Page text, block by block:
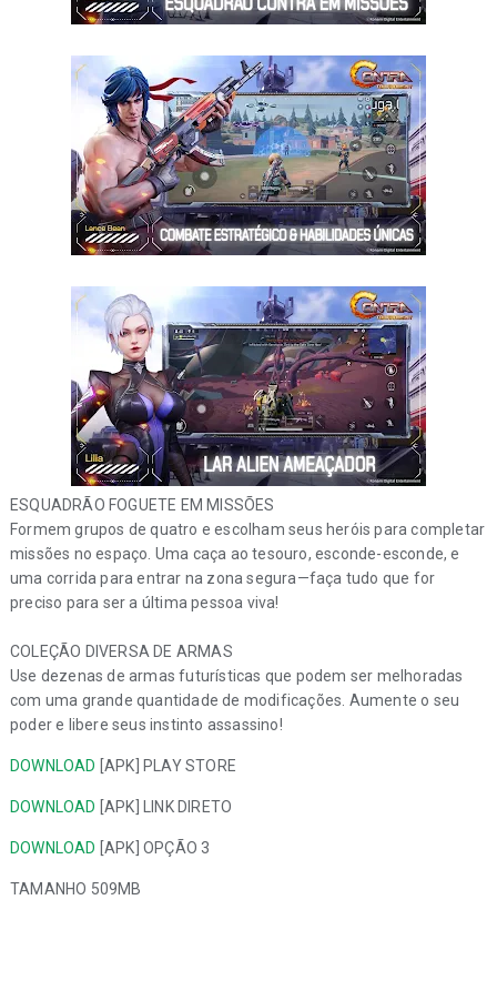
ESQUADRÃO FOGUETE EM MISSÕES
Formem grupos de quatro e escolham seus heróis para completar
missões no espaço. Uma caça ao tesouro, esconde-esconde, e
uma corrida para entrar na zona segura—faça tudo que for
preciso para ser a última pessoa viva!
COLEÇÃO DIVERSA DE ARMAS
Use dezenas de armas futurísticas que podem ser melhoradas
com uma grande quantidade de modificações. Aumente o seu
poder e libere seus instinto assassino!
DOWNLOAD [APK] PLAY STORE
DOWNLOAD [APK] LINK DIRETO
DOWNLOAD [APK] OPÇÃO 3
TAMANHO 509MB